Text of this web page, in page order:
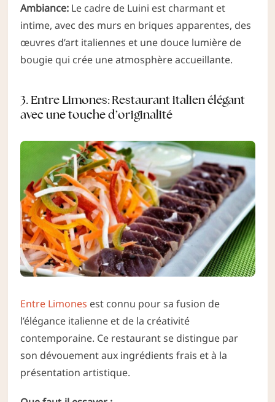
Ambiance:Le cadre de Luini est charmant et
intime, avec des murs en briques apparentes, des
œuvres d’art italiennes et une douce lumière de
bougie qui crée une atmosphère accueillante.
3. Entre Limones: Restaurant italien élégant
avec une touche d’originalité
Entre Limones est connu pour sa fusion de
l’élégance italienne et de la créativité
contemporaine. Ce restaurant se distingue par
son dévouement aux ingrédients frais et à la
présentation artistique.